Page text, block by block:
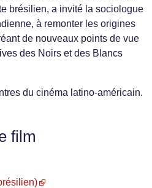
brésilien, a invité la sociologue
à remonter les origines
de nouveaux points de vue
des Noirs et des Blancs
du cinéma latino-américain.
film